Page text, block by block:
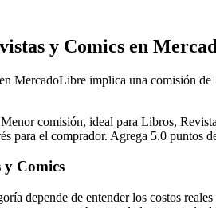
y Comics en
en MercadoLibre implica una comisión de
comisión, ideal para Libros,
para el comprador. Agrega 5.0 puntos
y Comics
depende de entender los costos